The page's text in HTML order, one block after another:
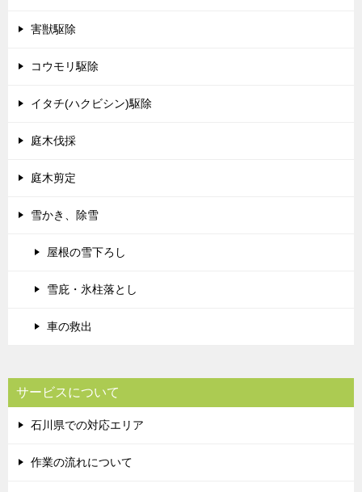
害獣駆除
コウモリ駆除
イタチ(ハクビシン)駆除
庭木伐採
庭木剪定
雪かき、除雪
屋根の雪下ろし
雪庇・氷柱落とし
車の救出
サービスについて
石川県での対応エリア
作業の流れについて